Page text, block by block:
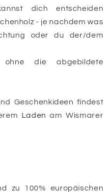
dich entscheiden
- je nachdem was
oder du der/dem
die abgebildete
Geschenkideen findest
Laden am Wismarer
zu 100% europäischen